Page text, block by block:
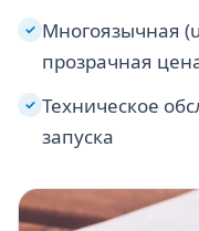
✓ Многоязычная
прозрачная
✓ Техническое
запуска